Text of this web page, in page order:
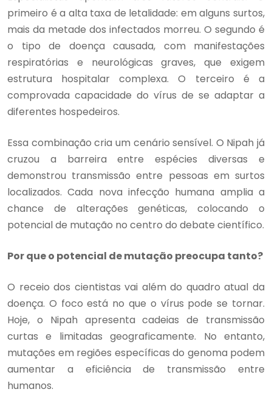
primeiro é a alta taxa de letalidade: em alguns surtos,
mais da metade dos infectados morreu. O segundo é
o tipo de doença causada, com manifestações
respiratórias e neurológicas graves, que exigem
estrutura hospitalar complexa. O terceiro é a
comprovada capacidade do vírus de se adaptar a
diferentes hospedeiros.
Essa combinação cria um cenário sensível. O Nipah já
cruzou a barreira entre espécies diversas e
demonstrou transmissão entre pessoas em surtos
localizados. Cada nova infecção humana amplia a
chance de alterações genéticas, colocando o
potencial de mutação no centro do debate científico.
Por que o potencial de mutação preocupa tanto?
O receio dos cientistas vai além do quadro atual da
doença. O foco está no que o vírus pode se tornar.
Hoje, o Nipah apresenta cadeias de transmissão
curtas e limitadas geograficamente. No entanto,
mutações em regiões específicas do genoma podem
aumentar a eficiência de transmissão entre
humanos.